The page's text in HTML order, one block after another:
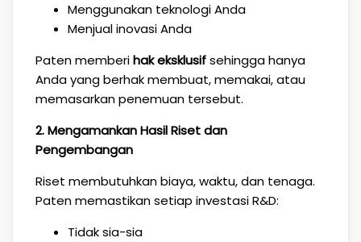
Menggunakan teknologi Anda
Menjual inovasi Anda
Paten memberihak eksklusifsehingga hanya
Anda yang berhak membuat, memakai, atau
memasarkan penemuan tersebut.
2. Mengamankan Hasil Riset dan
Pengembangan
Riset membutuhkan biaya, waktu, dan tenaga.
Paten memastikan setiap investasi R&D:
Tidak sia-sia